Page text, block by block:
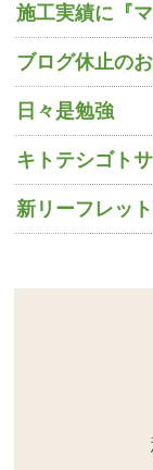
施工実績に『
ブログ休止の
日々是勉強
キトテシゴト
新リーフレッ